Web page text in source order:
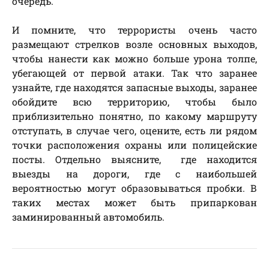
И помните, что террористы очень часто
размещают стрелков возле основных выходов,
чтобы нанести как можно больше урона толпе,
убегающей от первой атаки. Так что заранее
узнайте, где находятся запасные выходы, заранее
обойдите всю территорию, чтобы было
приблизительно понятно, по какому маршруту
отступать, в случае чего, оцените, есть ли рядом
точки расположения охраны или полицейские
посты. Отдельно выясните, где находится
выезды на дороги, где с наибольшей
вероятностью могут образовываться пробки. В
таких местах может быть припаркован
заминированный автомобиль.